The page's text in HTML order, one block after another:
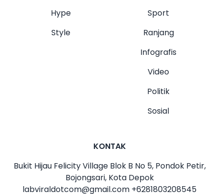
Hype
Style
Sport
Ranjang
Infografis
Video
Politik
Sosial
KONTAK
Bukit Hijau Felicity Village Blok B No 5, Pondok Petir,
Bojongsari, Kota Depok
labviraldotcom@gmail.com +6281803208545